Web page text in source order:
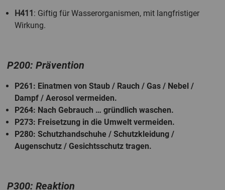
H411 : Giftig für Wasserorganismen, mit langfristiger
Wirkung.
P200: Prävention
P261: Einatmen von Staub / Rauch / Gas / Nebel /
Dampf / Aerosol vermeiden.
P264: Nach Gebrauch … gründlich waschen.
P273: Freisetzung in die Umwelt vermeiden.
P280: Schutzhandschuhe / Schutzkleidung /
Augenschutz / Gesichtsschutz tragen.
P300: Reaktion